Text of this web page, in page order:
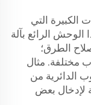
الكبيرة التي
الرائع بآلة
الطرق؛
مختلفة. مثال
الدائرية من
لإدخال بعض